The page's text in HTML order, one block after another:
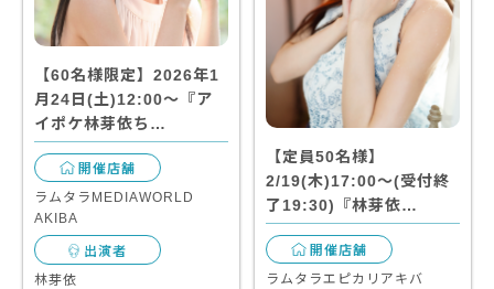
【60名様限定】2026年1
月24日(土)12:00～『ア
イポケ林芽依ち…
開催店舗
ラムタラMEDIAWORLD
AKIBA
出演者
林芽依
【定員50名様】
2/19(木)17:00～(受付終
了19:30)『林芽依…
開催店舗
ラムタラエピカリアキバ